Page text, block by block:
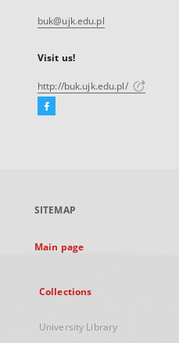
buk@ujk.edu.pl
Visit us!
http://buk.ujk.edu.pl/
Facebook
new
SITEMAP
Main page
Collections
University Library